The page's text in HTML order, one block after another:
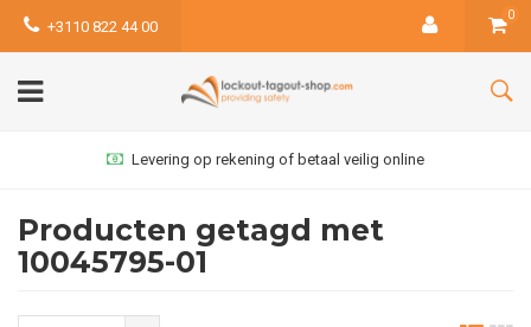
+3110 822 44 00
0
Levering op rekening of betaal veilig online
Producten getagd met
10045795-01